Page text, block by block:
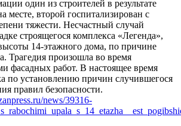
один из строителей в результате
месте, второй госпитализирован с
тяжести. Несчастный случай
строящегося комплекса «Легенда»,
14-этажного дома, по причине
Трагедия произошла во время
фасадных работ. В настоящее время
по установлению причин случившегося
правил безопасности.
news/39316-